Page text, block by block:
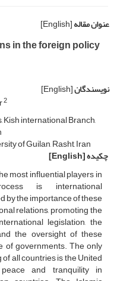
عنوان مقاله[English]
in the foreign policy
نویسندگان[English]
2
international Branch,
of Guilan, Rasht, Iran
چکیده[English]
most influential players in
is international
by the importance of these
relations, promoting the
legislation, the
the oversight of these
of governments. The only
all countries is the United
and tranquility in